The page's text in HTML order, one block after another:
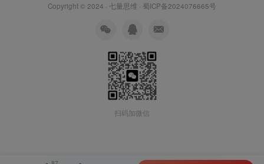
Copyright © 2024 · 七量思维 · 蜀ICP备2024076665号
扫码加微信